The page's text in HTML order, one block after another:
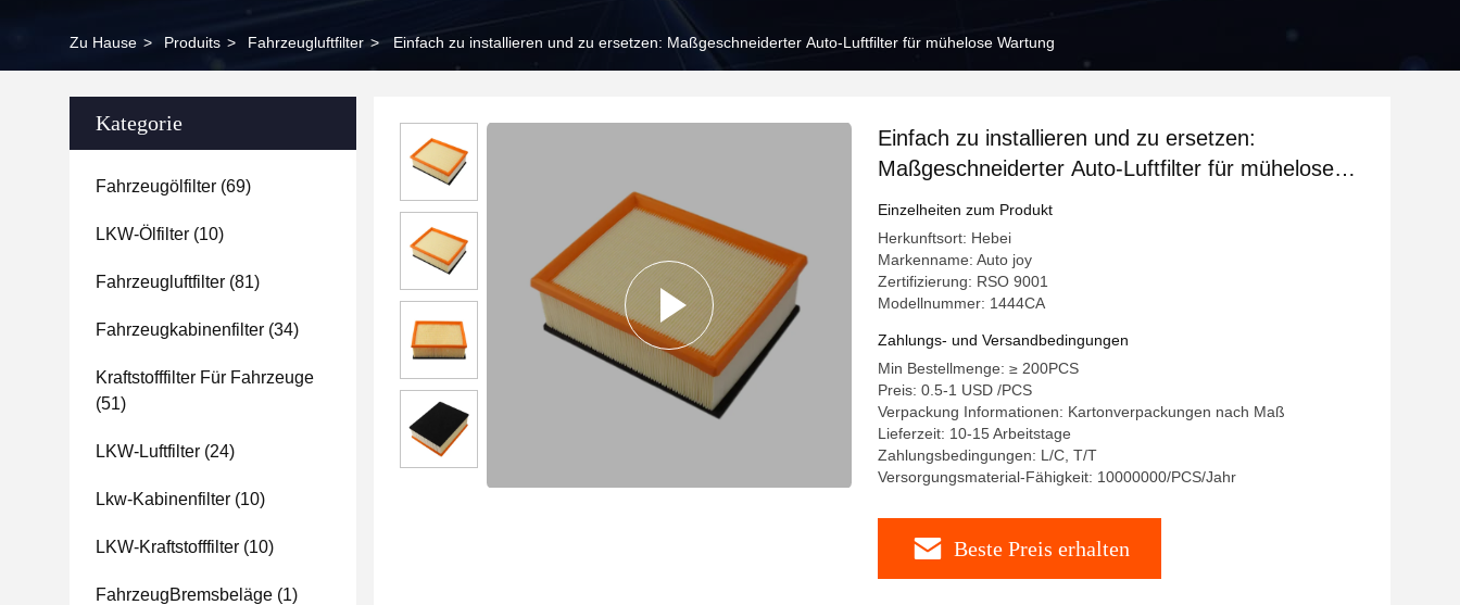
Zu Hause > Produits > Fahrzeugluftfilter > Einfach zu installieren und zu ersetzen: Maßgeschneiderter Auto-Luftfilter für mühelose Wartung
Kategorie
Fahrzeugölfilter (69)
LKW-Ölfilter (10)
Fahrzeugluftfilter (81)
Fahrzeugkabinenfilter (34)
Kraftstofffilter Für Fahrzeuge
(51)
LKW-Luftfilter (24)
Lkw-Kabinenfilter (10)
LKW-Kraftstofffilter (10)
FahrzeugBremsbeläge (1)
Einfach zu installieren und zu ersetzen:
Maßgeschneiderter Auto-Luftfilter für mühelose
Wartung
Einzelheiten zum Produkt
Herkunftsort: Hebei
Markenname: Auto joy
Zertifizierung: RSO 9001
Modellnummer: 1444CA
Zahlungs- und Versandbedingungen
Min Bestellmenge: ≥ 200PCS
Preis: 0.5-1 USD /PCS
Verpackung Informationen: Kartonverpackungen nach Maß
Lieferzeit: 10-15 Arbeitstage
Zahlungsbedingungen: L/C, T/T
Versorgungsmaterial-Fähigkeit: 10000000/PCS/Jahr
Beste Preis erhalten